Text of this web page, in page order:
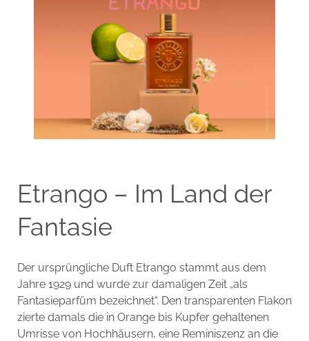
Etrango – Im Land der
Fantasie
Der ursprüngliche Duft Etrango stammt aus dem
Jahre 1929 und wurde zur damaligen Zeit „als
Fantasieparfüm bezeichnet“. Den transparenten Flakon
zierte damals die in Orange bis Kupfer gehaltenen
Umrisse von Hochhäusern, eine Reminiszenz an die